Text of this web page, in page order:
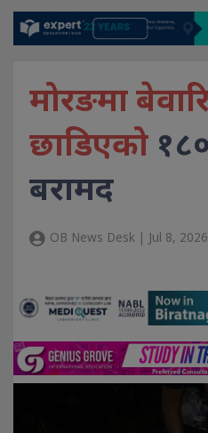
मोरङमा
छाडिएको
बरामद
OB News Desk | Jul 8, 2026